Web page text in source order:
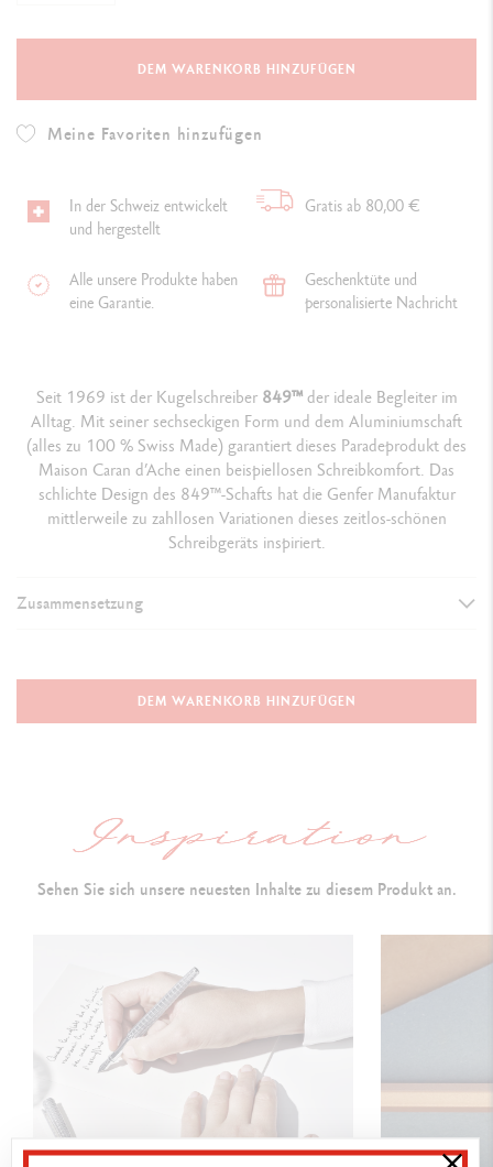
DEM WARENKORB HINZUFÜGEN
Meine Favoriten hinzufügen
In der Schweiz entwickelt
und hergestellt
Gratis ab 80,00 €
Alle unsere Produkte haben
eine Garantie.
Geschenktüte und
personalisierte Nachricht
Seit 1969 ist der Kugelschreiber 849™der ideale Begleiter im
Alltag. Mit seiner sechseckigen Form und dem Aluminiumschaft
(alles zu 100 % Swiss Made) garantiert dieses Paradeprodukt des
Maison Caran d’Ache einen beispiellosen Schreibkomfort. Das
schlichte Design des 849™-Schafts hat die Genfer Manufaktur
mittlerweile zu zahllosen Variationen dieses zeitlos-schönen
Schreibgeräts inspiriert.
Zusammensetzung
Kugelschreiber
Sechseckiger Schaft aus Aluminium
Flexibler Clip und Druckmechanismus
PATRONEN UND NACHFÜLLUNGEN
Nachfüllbarer Kugelschreiber, inklusive Goliath-Tintenpatrone
Medium in Blau
Mit allen Goliath-Tintenpatronen kompatibel
VERPACKUNG
DEM WARENKORB HINZUFÜGEN
Sehen Sie sich unsere neuesten Inhalte zu diesem Produkt an.